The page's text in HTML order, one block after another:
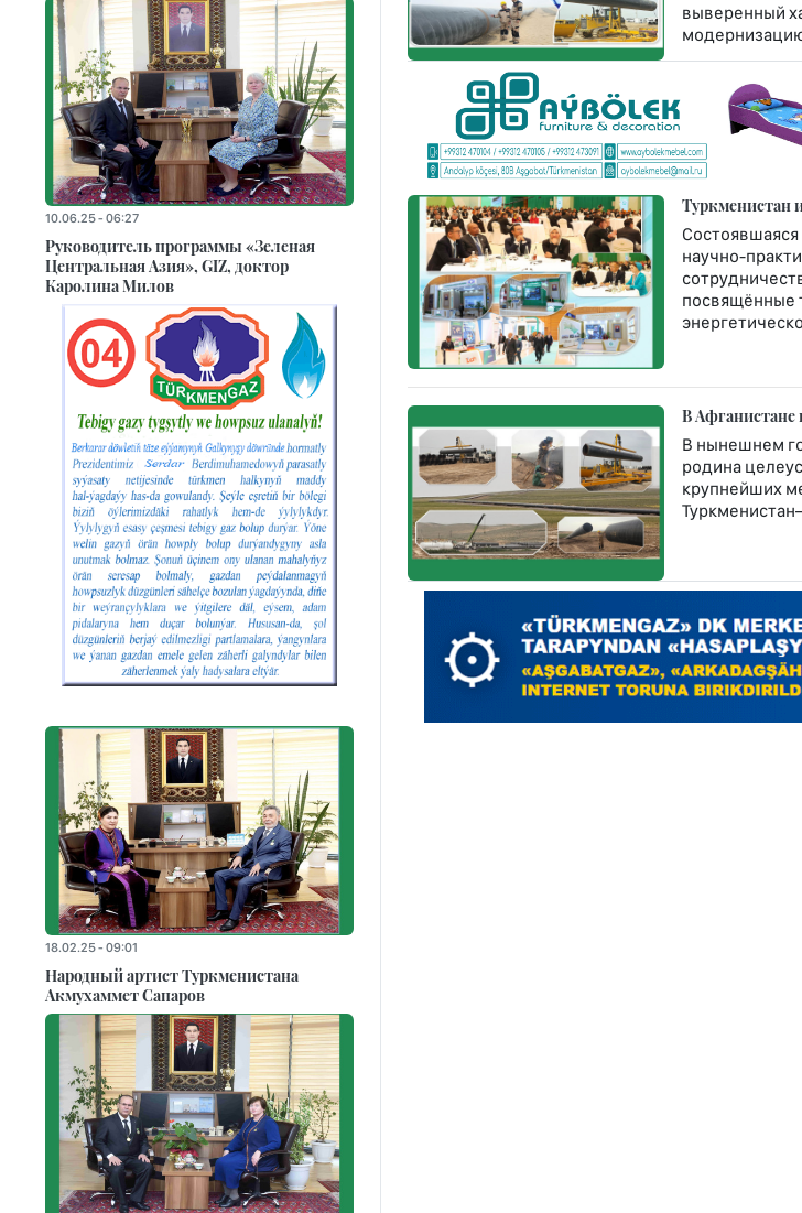
выверенный
Туркменистан
научно-
посвящённые
В Афганистане
В нынешнем
родина
крупнейших
10.06.25 - 06:27
Руководитель программы «Зеленая
Центральная Азия», GIZ, доктор
Каролина Милов
18.02.25 - 09:01
Народный артист Туркменистана
Акмухаммет Сапаров